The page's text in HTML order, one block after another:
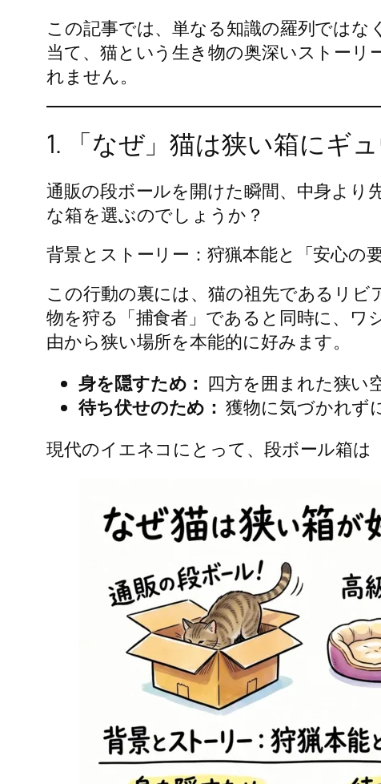
この記事では、単なる知識の羅列では
当て、猫という生き物の奥深いストー
れません。
1. 「なぜ」猫は狭い箱にギ
通販の段ボールを開けた瞬間、中身よ
な箱を選ぶのでしょうか？
背景とストーリー：狩猟本能と「安心の要
この行動の裏には、猫の祖先であるリ
物を狩る「捕食者」であると同時に、
由から狭い場所を本能的に好みます。
身を隠すため： 四方を囲まれた狭い
待ち伏せのため： 獲物に気づかれず
現代のイエネコにとって、段ボール箱